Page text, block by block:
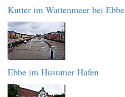
Kutter im Wattenmeer bei Ebbe
Ebbe im Husumer Hafen